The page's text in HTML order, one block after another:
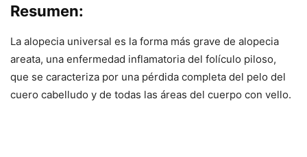
Resumen:
La alopecia universal es la forma más grave de alopecia
areata, una enfermedad inflamatoria del folículo piloso,
que se caracteriza por una pérdida completa del pelo del
cuero cabelludo y de todas las áreas del cuerpo con vello.